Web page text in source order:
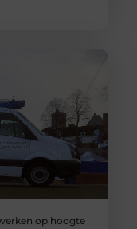
op hoogte